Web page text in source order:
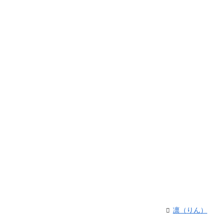
凛（りん）